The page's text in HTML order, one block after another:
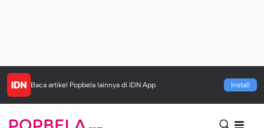
Baca artikel Popbela lainnya di IDN App Install